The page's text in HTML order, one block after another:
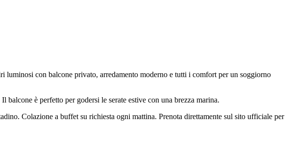
luminosi con balcone privato, arredamento moderno e tutti i comfort per un soggiorno
è perfetto per godersi le serate estive con una brezza marina.
Colazione a buffet su richiesta ogni mattina. Prenota direttamente sul sito ufficiale per